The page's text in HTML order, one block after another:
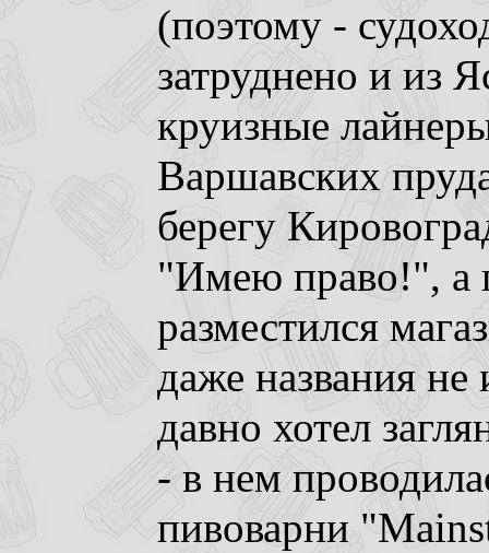
(поэтому -
затруднено и из
круизные
Варшавских
берегу
"Имею право!", а
разместился
даже названия
давно хотел
- в нем
пивоварни